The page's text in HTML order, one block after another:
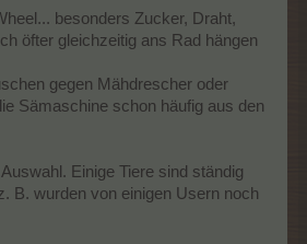
besonders Zucker, Draht,
öfter gleichzeitig ans Rad hängen
gegen Mähdrescher oder
Sämaschine schon häufig aus den
Einige Tiere sind ständig
B. wurden von einigen Usern noch